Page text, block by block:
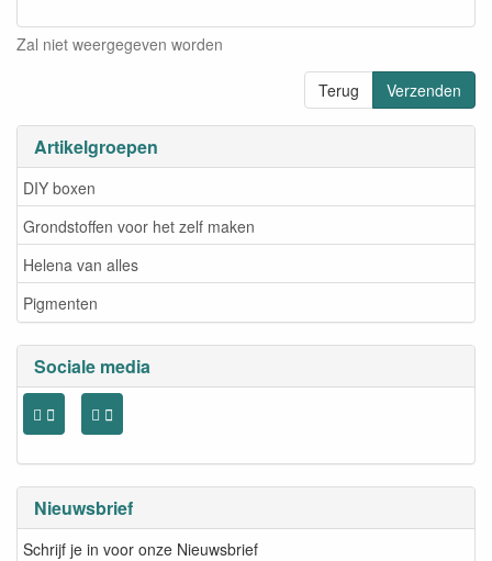
Artikelgroepen
DIY boxen
Grondstoffen voor het zelf maken
Helena van alles
Pigmenten
Sociale media
Nieuwsbrief
Schrijf je in voor onze Nieuwsbrief
Zal niet weergegeven worden
Terug Verzenden